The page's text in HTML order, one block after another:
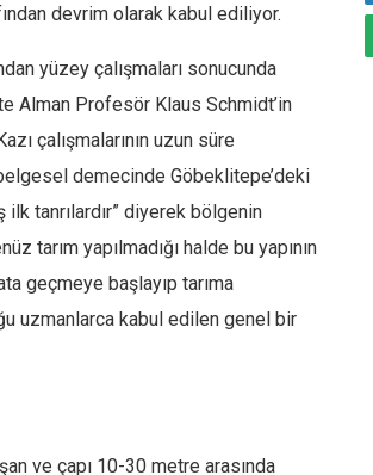
devrim olarak kabul ediliyor.
yüzey çalışmaları sonucunda
Alman Profesör Klaus Schmidt’in
çalışmalarının uzun süre
demecinde Göbeklitepe’deki
tanrılardır” diyerek bölgenin
tarım yapılmadığı halde bu yapının
geçmeye başlayıp tarıma
uzmanlarca kabul edilen genel bir
ve çapı 10-30 metre arasında